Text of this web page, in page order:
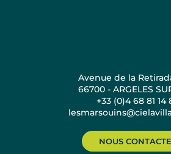
Avenue de la
66700 - ARGELES
+33 (0)4 68 81 14
NOUS